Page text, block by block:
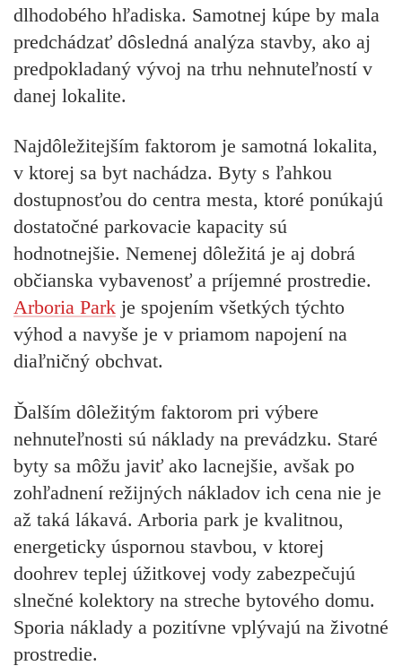
dlhodobého hľadiska. Samotnej kúpe by mala
predchádzať dôsledná analýza stavby, ako aj
predpokladaný vývoj na trhu nehnuteľností v
danej lokalite.
Najdôležitejším faktorom je samotná lokalita,
v ktorej sa byt nachádza. Byty s ľahkou
dostupnosťou do centra mesta, ktoré ponúkajú
dostatočné parkovacie kapacity sú
hodnotnejšie. Nemenej dôležitá je aj dobrá
občianska vybavenosť a príjemné prostredie.
Arboria Park je spojením všetkých týchto
výhod a navyše je v priamom napojení na
diaľničný obchvat.
Ďalším dôležitým faktorom pri výbere
nehnuteľnosti sú náklady na prevádzku. Staré
byty sa môžu javiť ako lacnejšie, avšak po
zohľadnení režijných nákladov ich cena nie je
až taká lákavá. Arboria park je kvalitnou,
energeticky úspornou stavbou, v ktorej
doohrev teplej úžitkovej vody zabezpečujú
slnečné kolektory na streche bytového domu.
Sporia náklady a pozitívne vplývajú na životné
prostredie.